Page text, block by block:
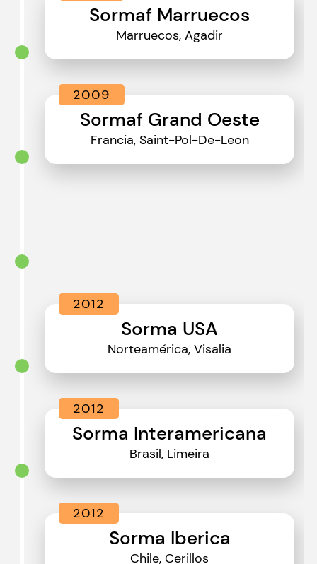
Sormaf Marruecos
Marruecos, Agadir
2009
Sormaf Grand Oeste
Francia, Saint-Pol-De-Leon
2012
Sorma USA
Norteamérica, Visalia
2012
Sorma Interamericana
Brasil, Limeira
2012
Sorma Iberica
Chile, Cerillos